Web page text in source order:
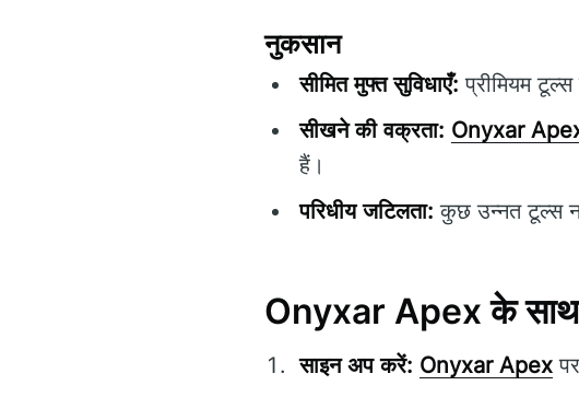
नुकसान
सीमित मुफ्त सुविधाएँ: प्रीमियम
सीखने की वक्रता: Onyxar
हैं।
परिधीय जटिलता: कुछ उन्नत टूल्स
Onyxar Apex के
साइन अप करें: Onyxar Apex